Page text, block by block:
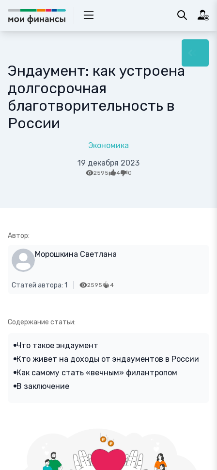
Эндаумент: как устроена
долгосрочная
благотворительность в
России
Экономика
19 декабря 2023
2595 4 0
Автор:
Морошкина Светлана
Статей автора: 1 2595 4
Содержание статьи:
Что такое эндаумент
Кто живет на доходы от эндаументов в России
Как самому стать «вечным» филантропом
В заключение